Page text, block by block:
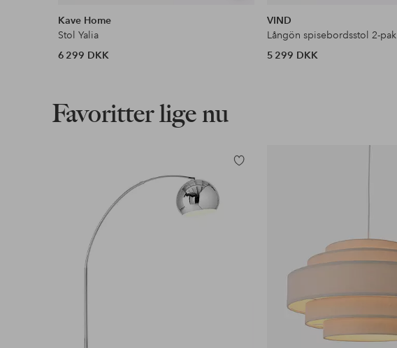
Kave Home
Stol Yalia
6 299 DKK
VIND
Långön spisebordsstol 2-pak
5 299 DKK
Favoritter lige nu
Tilføj